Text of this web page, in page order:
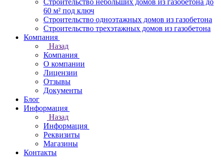
Строительство небольших домов из газобетона до
60 м² под ключ
Строительство одноэтажных домов из газобетона
Строительство трехэтажных домов из газобетона
Компания
Назад
Компания
О компании
Лицензии
Отзывы
Документы
Блог
Информация
Назад
Информация
Реквизиты
Магазины
Контакты